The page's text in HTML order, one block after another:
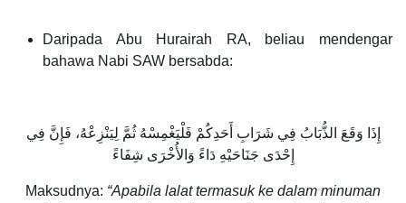
Daripada Abu Hurairah RA, beliau mendengar
bahawa Nabi SAW bersabda:
إِذَا وَقَعَ الذُّبَابُ فِي شَرَابِ أَحَدِكُمْ فَلْيَغْمِسْهُ ثُمَّ لِيَنْزِعْهُ، فَإِنَّ فِي
إِحْدَى جَنَاحَيْهِ دَاءً وَالأُخْرَى شِفَاءً
Maksudnya: “Apabila lalat termasuk ke dalam minuman